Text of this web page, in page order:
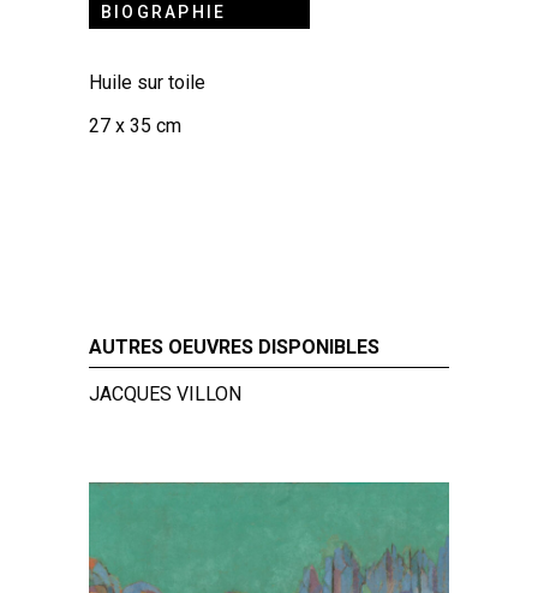
BIOGRAPHIE
Huile sur toile
27 x 35 cm
AUTRES OEUVRES DISPONIBLES
JACQUES VILLON